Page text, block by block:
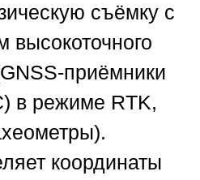
съёмку с
высокоточного
приёмники
в режиме RTK,
координаты